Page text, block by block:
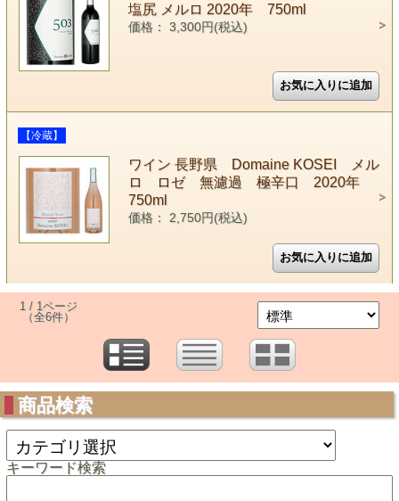
塩尻 メルロ 2020年 750ml
価格： 3,300円(税込)
【冷蔵】
ワイン 長野県 Domaine KOSEI メル
ロ ロゼ 無濾過 極辛口 2020年
750ml
価格： 2,750円(税込)
1 / 1ページ
（全6件）
商品検索
キーワード検索